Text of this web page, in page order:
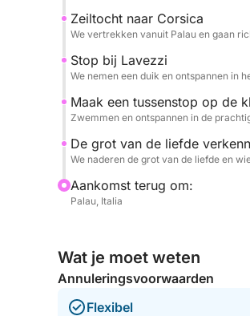
Zeiltocht naar Corsica
We vertrekken vanuit Palau en gaan
Stop bij Lavezzi
We nemen een duik en ontspannen in
Maak een tussenstop op de
Zwemmen en ontspannen in de
De grot van de liefde
We naderen de grot van de liefde en
Aankomst terug om:
Palau, Italia
Wat je moet weten
Annuleringsvoorwaarden
Flexibel